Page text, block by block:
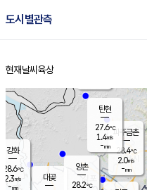
도시별관측
홈
현재날씨 육상
파주금촌
28.4℃
2.0m/s
-mm
대곶
탄현
27.6℃
1.4m/s
-mm
양촌
28.2℃
강화
28.6℃
2.3m/s
-mm